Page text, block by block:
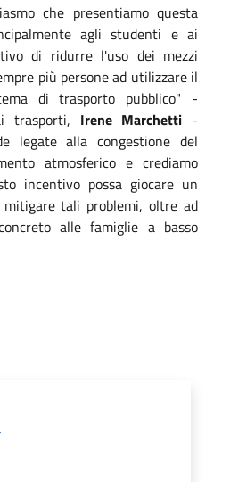
che presentiamo questa
agli studenti e ai
di ridurre l'uso dei mezzi
più persone ad utilizzare il
di trasporto pubblico" -
trasporti, Irene Marchetti -
legate alla congestione del
atmosferico e crediamo
incentivo possa giocare un
tali problemi, oltre ad
alle famiglie a basso